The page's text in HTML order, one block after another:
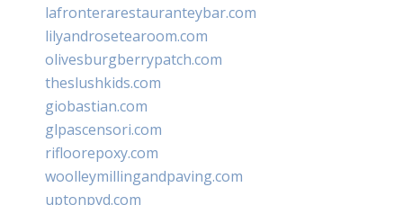
lafronterarestauranteybar.com
lilyandrosetearoom.com
olivesburgberrypatch.com
theslushkids.com
giobastian.com
glpascensori.com
rifloorepoxy.com
woolleymillingandpaving.com
uptonpvd.com